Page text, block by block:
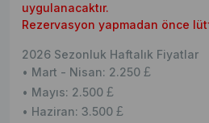
uygulanacaktır.
Rezervasyon yapmadan önce
2026 Sezonluk Haftalık Fiyatlar
• Mart - Nisan: 2.250 £
• Mayıs: 2.500 £
• Haziran: 3.500 £